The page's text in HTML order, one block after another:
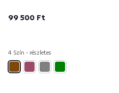
99 500 Ft
4 Szín - részletes